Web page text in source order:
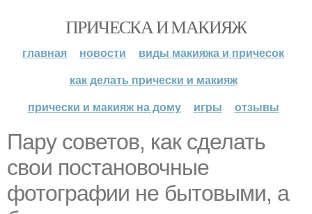
ПРИЧЕСКА И МАКИЯЖ
главная новости
виды макияжа и причесок
как делать прически и макияж
прически и макияж на дому
игры отзывы
Пару советов, как сделать
свои постановочные
фотографии не бытовыми, а